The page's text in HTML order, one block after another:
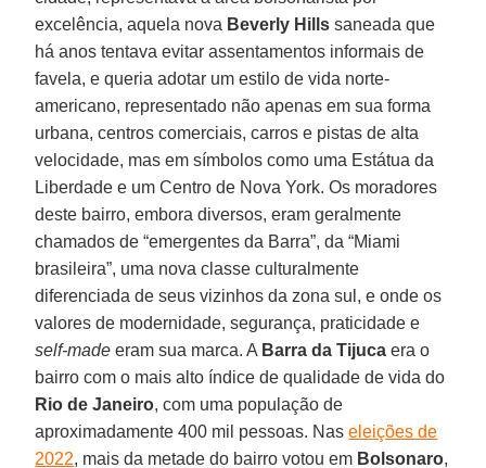
excelência, aquela nova Beverly Hills saneada que
há anos tentava evitar assentamentos informais de
favela, e queria adotar um estilo de vida norte-
americano, representado não apenas em sua forma
urbana, centros comerciais, carros e pistas de alta
velocidade, mas em símbolos como uma Estátua da
Liberdade e um Centro de Nova York. Os moradores
deste bairro, embora diversos, eram geralmente
chamados de “emergentes da Barra”, da “Miami
brasileira”, uma nova classe culturalmente
diferenciada de seus vizinhos da zona sul, e onde os
valores de modernidade, segurança, praticidade e
self-made eram sua marca. A Barra da Tijuca era o
bairro com o mais alto índice de qualidade de vida do
Rio de Janeiro, com uma população de
aproximadamente 400 mil pessoas. Naseleições de
2022, mais da metade do bairro votou em Bolsonaro,